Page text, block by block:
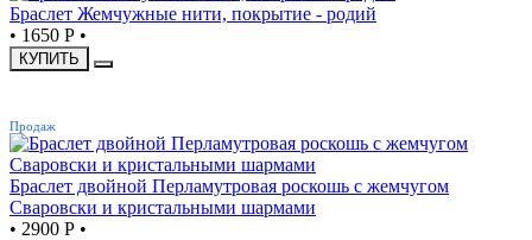
Браслет Жемчужные нити, покрытие - родий
• 1650 Р •
КУПИТЬ
Продаж
Браслет двойной Перламутровая роскошь с жемчугом
Сваровски и кристальными шармами
• 2900 Р •